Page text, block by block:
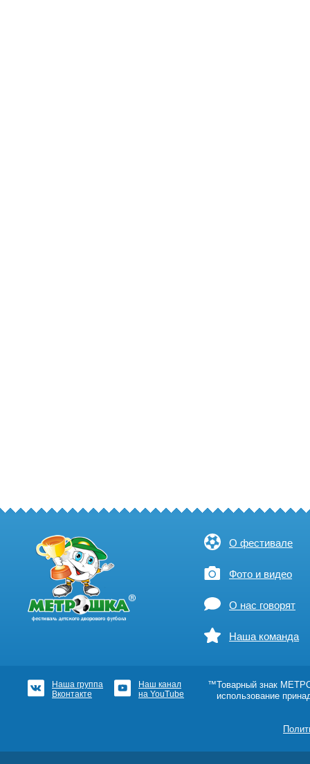
О фестивале
Фото и видео
О нас говорят
Наша команда
Наша группа
Вконтакте
Наш канал
на YouTube
™Товарный знак
использование